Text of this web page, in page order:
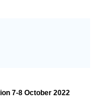
7-8 October 2022